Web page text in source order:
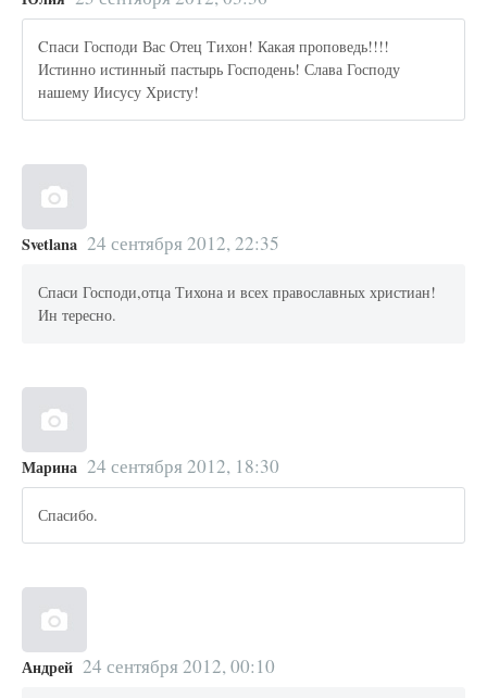
Cпаси Господи Вас Отец Тихон! Какая проповедь!!!!
Истинно истинный пастырь Господень! Слава Господу
нашему Иисусу Христу!
Svetlana 24 сентября 2012, 22:35
Спаси Господи,отца Тихона и всех православных христиан!
Ин тересно.
Марина 24 сентября 2012, 18:30
Спасибо.
Андрей 24 сентября 2012, 00:10